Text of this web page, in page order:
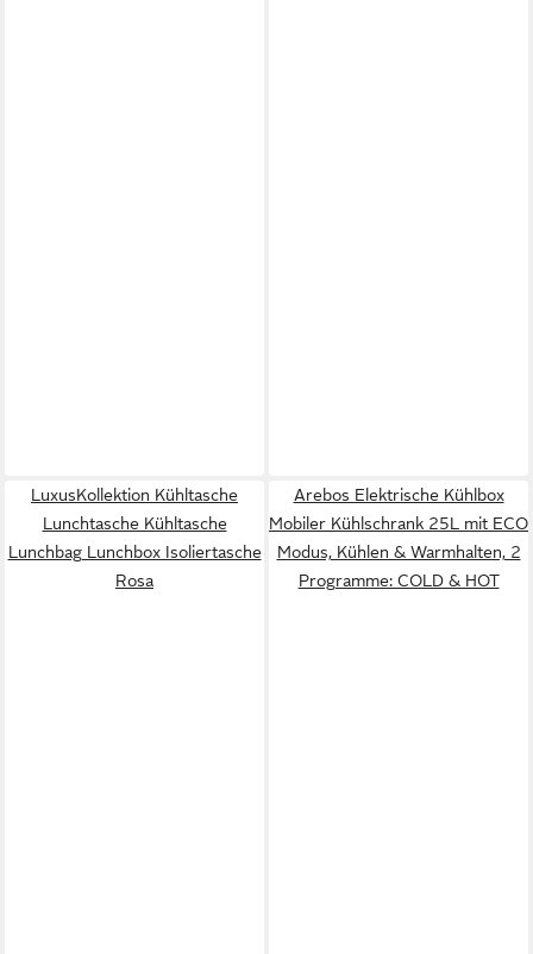
LuxusKollektion Kühltasche
Lunchtasche Kühltasche
Lunchbag Lunchbox Isoliertasche
Rosa
Arebos Elektrische Kühlbox
Mobiler Kühlschrank 25L mit ECO
Modus, Kühlen & Warmhalten, 2
Programme: COLD & HOT